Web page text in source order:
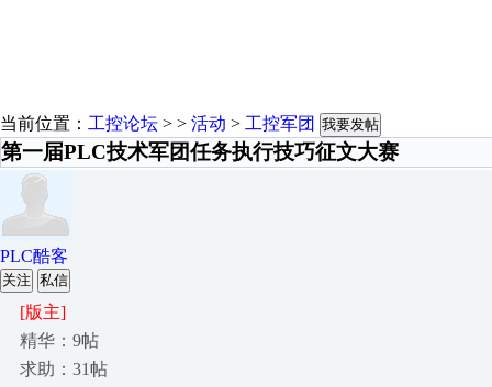
当前位置： 工控论坛 > > 活动 > 工控军团 我要发帖
第一届PLC技术军团任务执行技巧征文大赛
PLC酷客
关注 私信
[版主]
精华：9帖
求助：31帖